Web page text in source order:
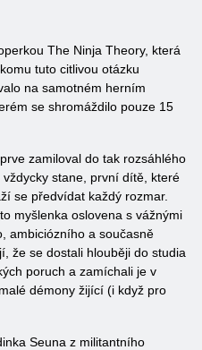
The Ninja Theory, která
tuto citlivou otázku
na samotném herním
se shromáždilo pouze 15
zamiloval do tak rozsáhlého
stane, první dítě, které
se předvídat každý rozmar.
myšlenka oslovena s vážnými
ambiciózního a současně
že se dostali hlouběji do studia
poruch a zamíchali je v
démony žijící (i když pro
Seuna z militantního